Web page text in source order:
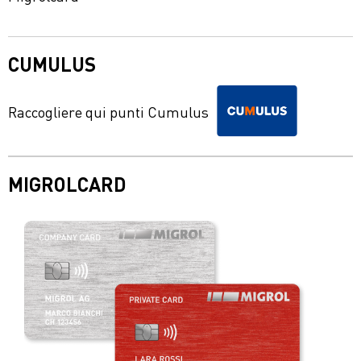
CUMULUS
Raccogliere qui punti Cumulus
MIGROLCARD